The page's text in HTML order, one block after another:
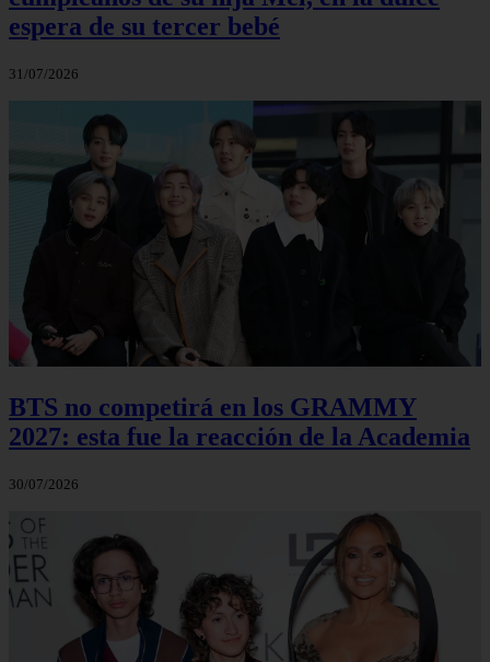
espera de su tercer bebé
31/07/2026
BTS no competirá en los GRAMMY
2027: esta fue la reacción de la Academia
30/07/2026